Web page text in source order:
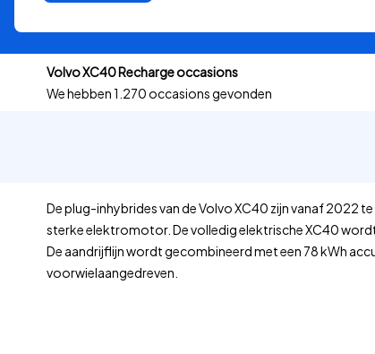
Volvo XC40 Recharge occasions
We hebben1.270 occasions gevonden
De plug-inhybrides van de Volvo XC40 zijn vanaf 2022
sterke elektromotor. De volledig elektrische XC40
De aandrijflijn wordt gecombineerd met een 78 kWh
voorwielaangedreven.